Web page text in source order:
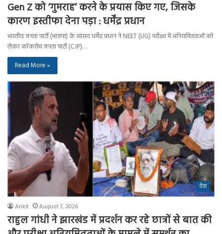
Gen Z को ‘गुमराह’ करने के प्रयास किए गए, जिसके
कारण इस्तीफा देना पड़ा : धर्मेंद्र प्रधान
भारतीय जनता पार्टी (भाजपा) के सांसद धर्मेंद्र प्रधान ने NEET (UG) परीक्षा में अनियमितताओं को
लेकर कॉकरोच जनता पार्टी (CJP)…
Read More »
देश
Ankit August 7, 2026
राहुल गांधी ने झारखंड में प्रदर्शन कर रहे छात्रों से बात की